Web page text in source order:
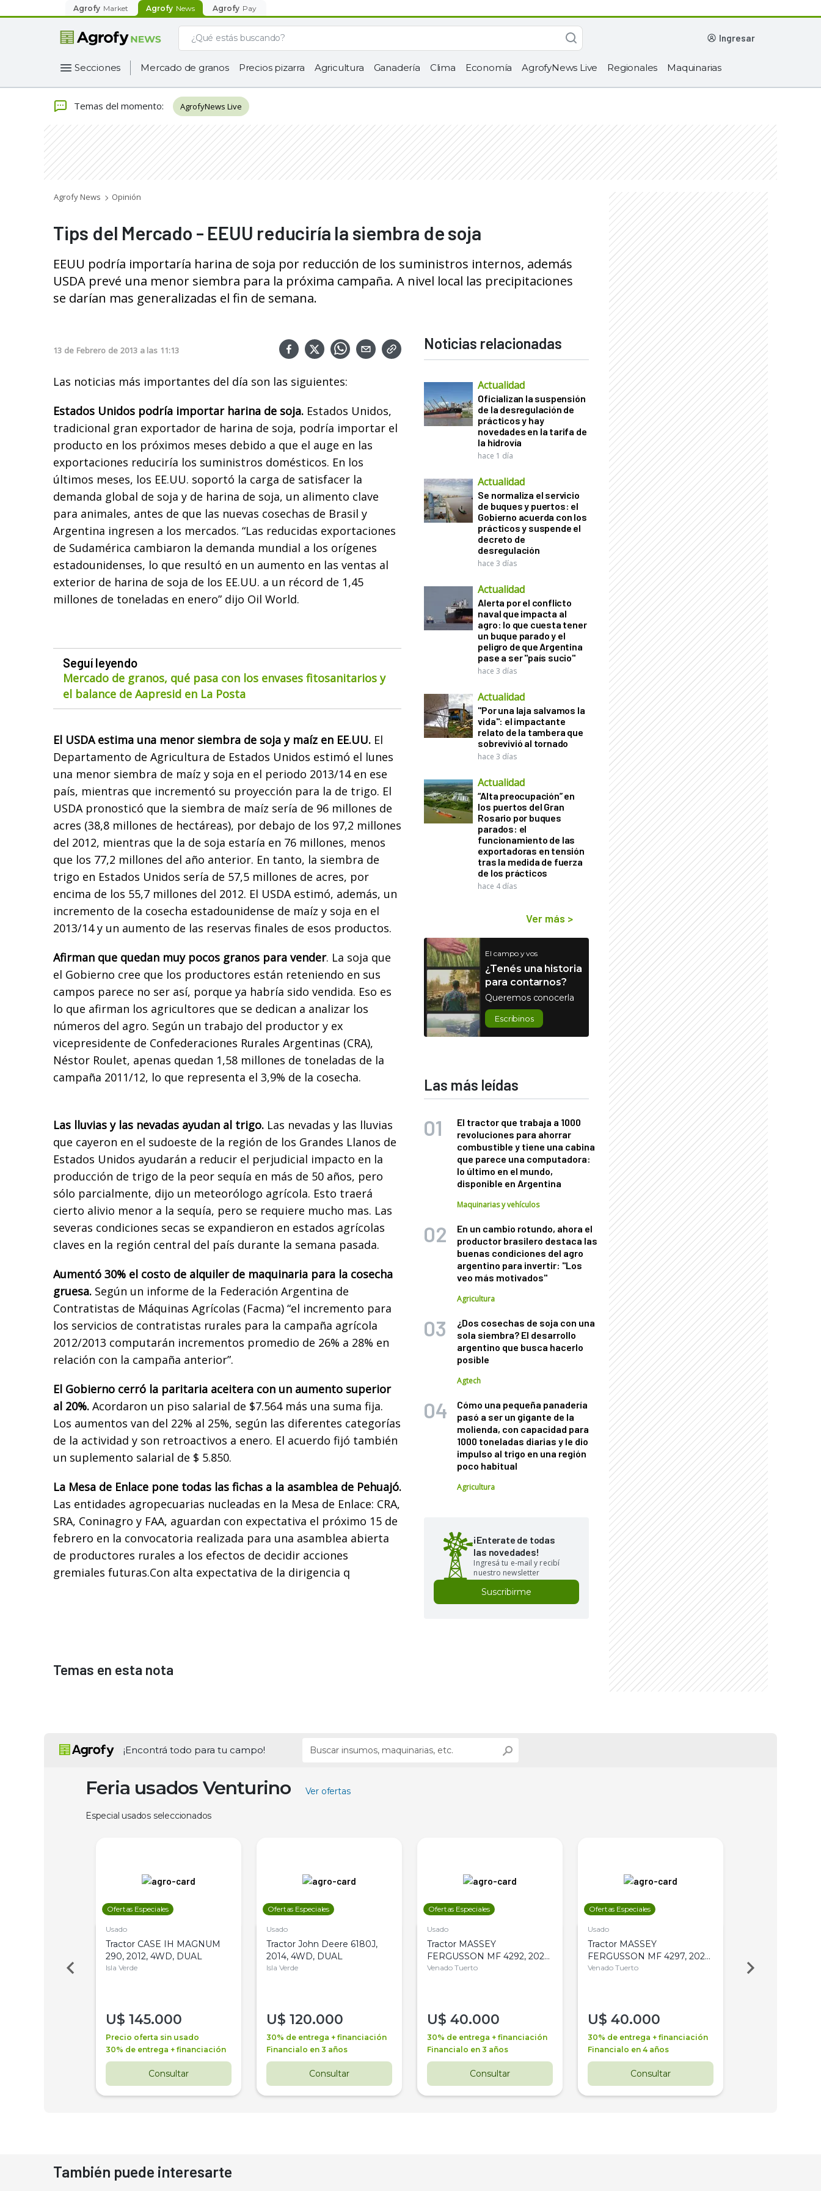
Agrofy Market Agrofy News Agrofy Pay
ingresar
Secciones Mercado de granos Precios pizarra Agricultura Ganadería Clima Economía AgrofyNews Live Regionales Maquinarias
Temas del momento: AgrofyNews Live
Agrofy News Opinión
Tips del Mercado - EEUU reduciría la siembra de soja
EEUU podría importaría harina de soja por reducción de los suministros internos, además
USDA prevé una menor siembra para la próxima campaña. A nivel local las precipitaciones
se darían mas generalizadas el fin de semana.
13 de Febrero de 2013 a las 11:13
Las noticias más importantes del día son las siguientes:
Estados Unidos podría importar harina de soja. Estados Unidos,
tradicional gran exportador de harina de soja, podría importar el
producto en los próximos meses debido a que el auge en las
exportaciones reduciría los suministros domésticos. En los
últimos meses, los EE.UU. soportó la carga de satisfacer la
demanda global de soja y de harina de soja, un alimento clave
para animales, antes de que las nuevas cosechas de Brasil y
Argentina ingresen a los mercados. “Las reducidas exportaciones
de Sudamérica cambiaron la demanda mundial a los orígenes
estadounidenses, lo que resultó en un aumento en las ventas al
exterior de harina de soja de los EE.UU. a un récord de 1,45
millones de toneladas en enero” dijo Oil World.
Seguí leyendo
Mercado de granos, qué pasa con los envases fitosanitarios y
el balance de Aapresid en La Posta
El USDA estima una menor siembra de soja y maíz en EE.UU. El
Departamento de Agricultura de Estados Unidos estimó el lunes
una menor siembra de maíz y soja en el periodo 2013/14 en ese
país, mientras que incrementó su proyección para la de trigo. El
USDA pronosticó que la siembra de maíz sería de 96 millones de
acres (38,8 millones de hectáreas), por debajo de los 97,2 millones
del 2012, mientras que la de soja estaría en 76 millones, menos
que los 77,2 millones del año anterior. En tanto, la siembra de
trigo en Estados Unidos sería de 57,5 millones de acres, por
encima de los 55,7 millones del 2012. El USDA estimó, además, un
incremento de la cosecha estadounidense de maíz y soja en el
2013/14 y un aumento de las reservas finales de esos productos.
Afirman que quedan muy pocos granos para vender. La soja que
el Gobierno cree que los productores están reteniendo en sus
campos parece no ser así, porque ya habría sido vendida. Eso es
lo que afirman los agricultores que se dedican a analizar los
números del agro. Según un trabajo del productor y ex
vicepresidente de Confederaciones Rurales Argentinas (CRA),
Néstor Roulet, apenas quedan 1,58 millones de toneladas de la
campaña 2011/12, lo que representa el 3,9% de la cosecha.
Las lluvias y las nevadas ayudan al trigo. Las nevadas y las lluvias
que cayeron en el sudoeste de la región de los Grandes Llanos de
Estados Unidos ayudarán a reducir el perjudicial impacto en la
producción de trigo de la peor sequía en más de 50 años, pero
sólo parcialmente, dijo un meteorólogo agrícola. Esto traerá
cierto alivio menor a la sequía, pero se requiere mucho mas. Las
severas condiciones secas se expandieron en estados agrícolas
claves en la región central del país durante la semana pasada.
Aumentó 30% el costo de alquiler de maquinaria para la cosecha
gruesa. Según un informe de la Federación Argentina de
Contratistas de Máquinas Agrícolas (Facma) “el incremento para
los servicios de contratistas rurales para la campaña agrícola
2012/2013 computarán incrementos promedio de 26% a 28% en
relación con la campaña anterior”.
El Gobierno cerró la paritaria aceitera con un aumento superior
al 20%. Acordaron un piso salarial de $7.564 más una suma fija.
Los aumentos van del 22% al 25%, según las diferentes categorías
de la actividad y son retroactivos a enero. El acuerdo fijó también
un suplemento salarial de $ 5.850.
La Mesa de Enlace pone todas las fichas a la asamblea de Pehuajó.
Las entidades agropecuarias nucleadas en la Mesa de Enlace: CRA,
SRA, Coninagro y FAA, aguardan con expectativa el próximo 15 de
febrero en la convocatoria realizada para una asamblea abierta
de productores rurales a los efectos de decidir acciones
gremiales futuras.Con alta expectativa de la dirigencia q
Noticias relacionadas
Actualidad
Oficializan la suspensión
de la desregulación de
prácticos y hay
novedades en la tarifa de
la hidrovía
hace 1 día
Actualidad
Se normaliza el servicio
de buques y puertos: el
Gobierno acuerda con los
prácticos y suspende el
decreto de
desregulación
hace 3 días
Actualidad
Alerta por el conflicto
naval que impacta al
agro: lo que cuesta tener
un buque parado y el
peligro de que Argentina
pase a ser "país sucio"
hace 3 días
Actualidad
"Por una laja salvamos la
vida": el impactante
relato de la tambera que
sobrevivió al tornado
hace 3 días
Actualidad
“Alta preocupación” en
los puertos del Gran
Rosario por buques
parados: el
funcionamiento de las
exportadoras en tensión
tras la medida de fuerza
de los prácticos
hace 4 días
Ver más >
El campo y vos
¿Tenés una historia
para contarnos?
Queremos conocerla
Escribinos
Las más leídas
El tractor que trabaja a 1000
revoluciones para ahorrar
combustible y tiene una cabina
que parece una computadora:
lo último en el mundo,
disponible en Argentina
Maquinarias y vehículos
En un cambio rotundo, ahora el
productor brasilero destaca las
buenas condiciones del agro
argentino para invertir: "Los
veo más motivados"
Agricultura
¿Dos cosechas de soja con una
sola siembra? El desarrollo
argentino que busca hacerlo
posible
Agtech
Cómo una pequeña panadería
pasó a ser un gigante de la
molienda, con capacidad para
1000 toneladas diarias y le dio
impulso al trigo en una región
poco habitual
Agricultura
¡Enterate de todas
las novedades!
Ingresá tu e-mail y recibí
nuestro newsletter
Suscribirme
Temas en esta nota
¡Encontrá todo para tu campo!
Feria usados Venturino Ver ofertas
Especial usados seleccionados
Ofertas Especiales
Usado
Tractor CASE IH MAGNUM
290, 2012, 4WD, DUAL
Isla Verde
U$ 145.000
Precio oferta sin usado
30% de entrega + financiación
Consultar
Ofertas Especiales
Usado
Tractor John Deere 6180J,
2014, 4WD, DUAL
Isla Verde
U$ 120.000
30% de entrega + financiación
Financialo en 3 años
Consultar
Ofertas Especiales
Usado
Tractor MASSEY
FERGUSSON MF 4292, 2020,
4WD, PATON
Venado Tuerto
U$ 40.000
30% de entrega + financiación
Financialo en 3 años
Consultar
Ofertas Especiales
Usado
Tractor MASSEY
FERGUSSON MF 4297, 2020,
4WD, PATON
Venado Tuerto
U$ 40.000
30% de entrega + financiación
Financialo en 4 años
Consultar
Venado Tuerto
También puede interesarte